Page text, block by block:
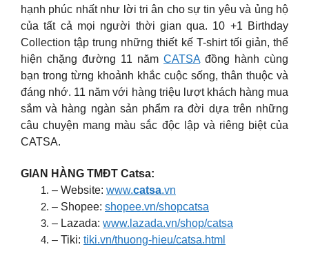
hạnh phúc nhất như lời tri ân cho sự tin yêu và ủng hộ
của tất cả mọi người thời gian qua. 10 +1 Birthday
Collection tập trung những thiết kế T-shirt tối giản, thể
hiện chặng đường 11 năm CATSA đồng hành cùng
bạn trong từng khoảnh khắc cuộc sống, thân thuộc và
đáng nhớ. 11 năm với hàng triệu lượt khách hàng mua
sắm và hàng ngàn sản phẩm ra đời dựa trên những
câu chuyện mang màu sắc độc lập và riêng biệt của
CATSA.
GIAN HÀNG TMĐT Catsa:
– Website: www.catsa.vn
– Shopee: shopee.vn/shopcatsa
– Lazada: www.lazada.vn/shop/catsa
– Tiki: tiki.vn/thuong-hieu/catsa.html